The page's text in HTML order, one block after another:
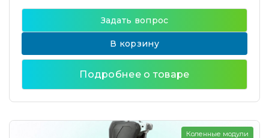
Задать вопрос
В корзину
Подробнее о товаре
Коленные модули